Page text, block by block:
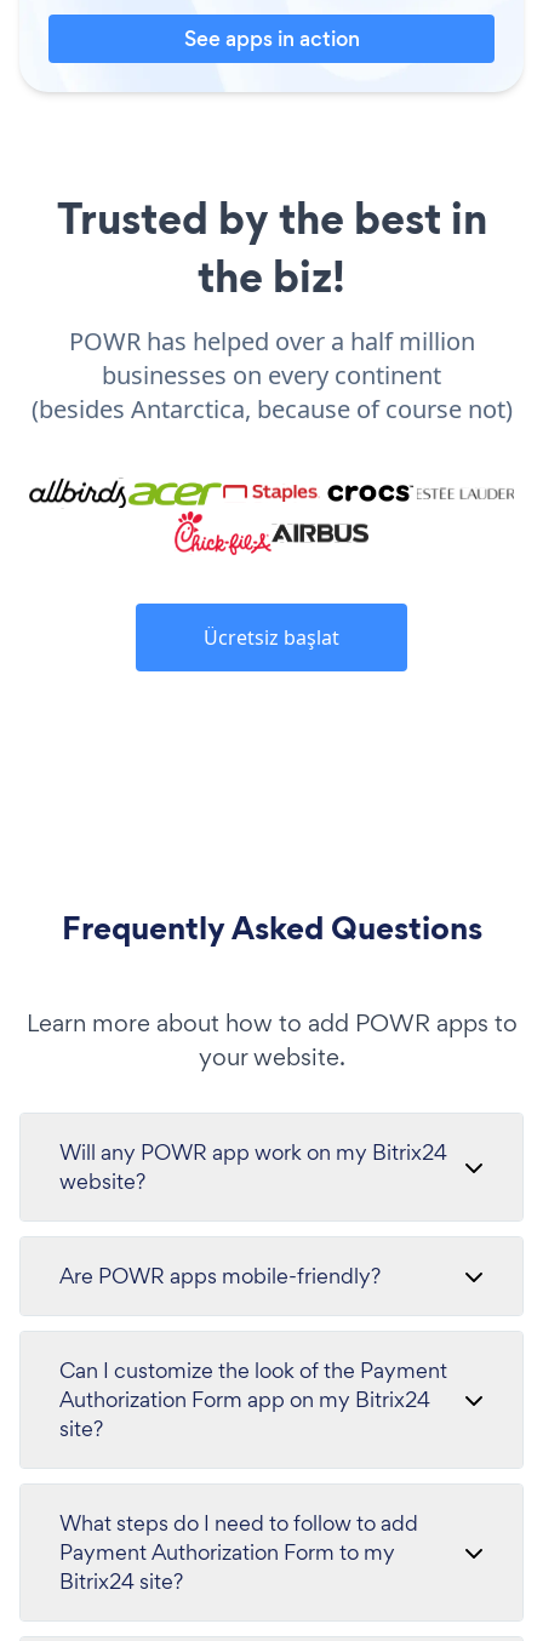
See apps in action
Trusted by the best in
the biz!
POWR has helped over a half million
businesses on every continent
(besides Antarctica, because of course not)
Ücretsiz başlat
Frequently Asked Questions
Learn more about how to add POWR apps to
your website.
Will any POWR app work on my Bitrix24
website?
Are POWR apps mobile-friendly?
Can I customize the look of the Payment
Authorization Form app on my Bitrix24
site?
What steps do I need to follow to add
Payment Authorization Form to my
Bitrix24 site?